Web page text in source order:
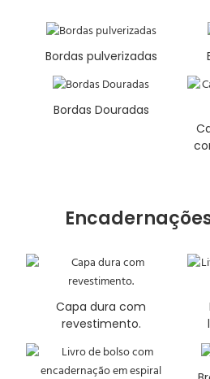
Bordas pulverizadas
Bordas Douradas
Capa dura com
revestimento.